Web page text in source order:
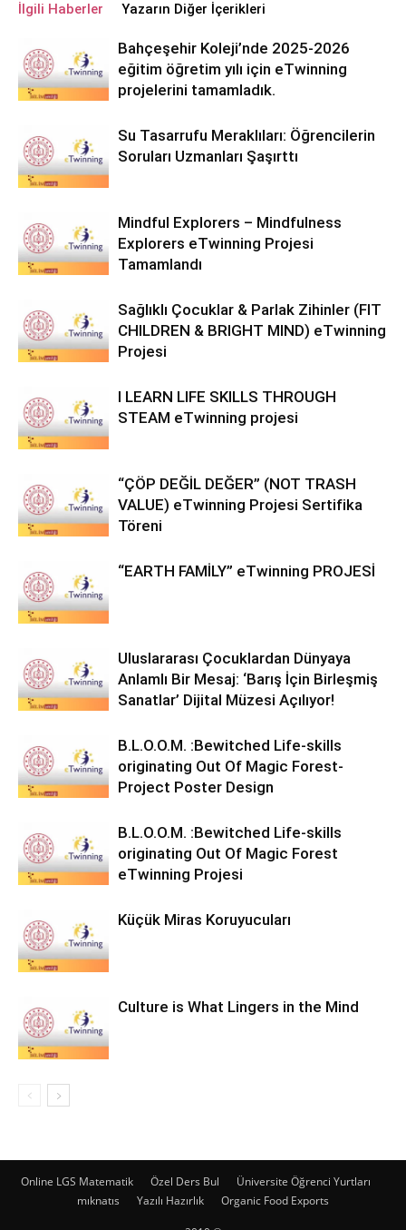
İlgili Haberler Yazarın Diğer İçerikleri
Bahçeşehir Koleji’nde 2025-2026
eğitim öğretim yılı için eTwinning
projelerini tamamladık.
Su Tasarrufu Meraklıları: Öğrencilerin
Soruları Uzmanları Şaşırttı
Mindful Explorers – Mindfulness
Explorers eTwinning Projesi
Tamamlandı
Sağlıklı Çocuklar & Parlak Zihinler (FIT
CHILDREN & BRIGHT MIND) eTwinning
Projesi
I LEARN LIFE SKILLS THROUGH
STEAM eTwinning projesi
“ÇÖP DEĞİL DEĞER” (NOT TRASH
VALUE) eTwinning Projesi Sertifika
Töreni
“EARTH FAMİLY” eTwinning PROJESİ
Uluslararası Çocuklardan Dünyaya
Anlamlı Bir Mesaj: ‘Barış İçin Birleşmiş
Sanatlar’ Dijital Müzesi Açılıyor!
B.L.O.O.M. :Bewitched Life-skills
originating Out Of Magic Forest-
Project Poster Design
B.L.O.O.M. :Bewitched Life-skills
originating Out Of Magic Forest
eTwinning Projesi
Küçük Miras Koruyucuları
Culture is What Lingers in the Mind
Online LGS Matematik Özel Ders Bul
Üniversite Öğrenci Yurtları
mıknatıs
Yazılı Hazırlık Organic Food Exports